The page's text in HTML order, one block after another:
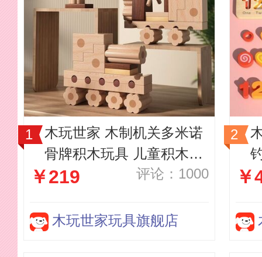
木玩世家 木制机关多米诺
骨牌积木玩具 儿童积木礼
物高级机关多米诺
￥219 评论：1000
木玩世家玩具旗舰店
￥